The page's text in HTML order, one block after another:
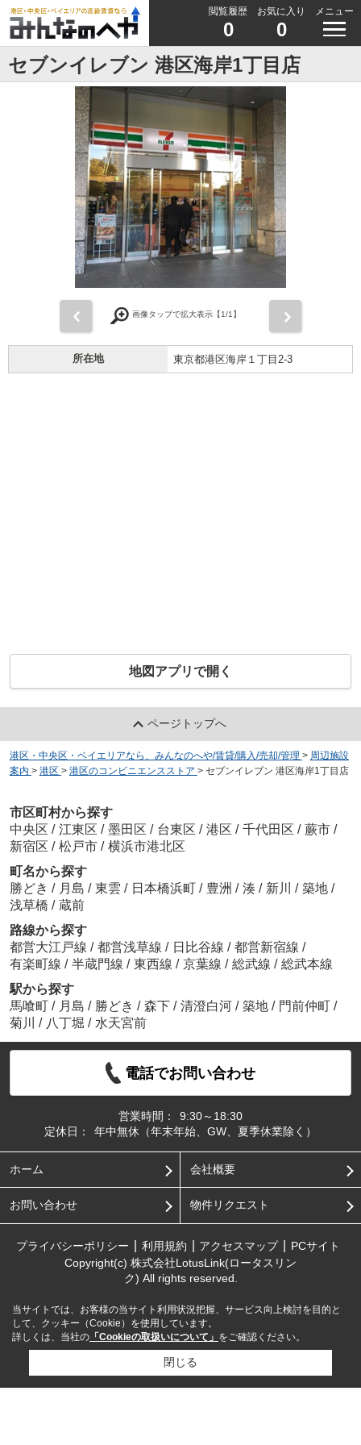
閲覧履歴
0
お気に入り
0
メニュー
セブンイレブン 港区海岸1丁目店
画像タップで拡大表示【1/1】
所在地 東京都港区海岸１丁目2-3
地図アプリで開く
ページトップへ
港区・中央区・ベイエリアなら、みんなのへや/賃貸/購入/売却/管理 > 周辺施設
案内 > 港区 > 港区のコンビニエンスストア > セブンイレブン 港区海岸1丁目店
市区町村から探す
中央区 / 江東区 / 墨田区 / 台東区 / 港区 / 千代田区 / 蕨市 /
新宿区 / 松戸市 / 横浜市港北区
町名から探す
勝どき / 月島 / 東雲 / 日本橋浜町 / 豊洲 / 湊 / 新川 / 築地 /
浅草橋 / 蔵前
路線から探す
都営大江戸線 / 都営浅草線 / 日比谷線 / 都営新宿線 /
有楽町線 / 半蔵門線 / 東西線 / 京葉線 / 総武線 / 総武本線
駅から探す
馬喰町 / 月島 / 勝どき / 森下 / 清澄白河 / 築地 / 門前仲町 /
菊川
/ 八丁堀 / 水天宮前
電話でお問い合わせ
営業時間：
9:30～18:30
定休日：
年中無休（年末年始、GW、夏季休業除く）
ホーム 会社概要
お問い合わせ 物件リクエスト
プライバシーポリシー 利用規約 アクセスマップ
PCサイト
Copyright(c) 株式会社LotusLink(ロータスリン
ク) All rights reserved.
当サイトでは、お客様の当サイト利用状況把握、サービス向上検討を目的と
して、クッキー（Cookie）を使用しています。
詳しくは、当社の 「Cookieの取扱いについて」 をご確認ください。
閉じる